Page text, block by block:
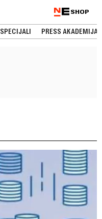
SHOP
SPECIJALI PRESS AKADEMIJA